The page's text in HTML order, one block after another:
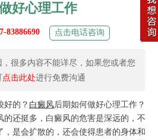
好心理工作
83886690 点击电话咨询
，很多内容不能详尽，如果您或者您
点击此处进行免费沟通
好的？ 白癜风后期如何做好心理工作？
的还挺多，白癜风的危害是深远的，不
是会扩散的，还会使得患者的身体和